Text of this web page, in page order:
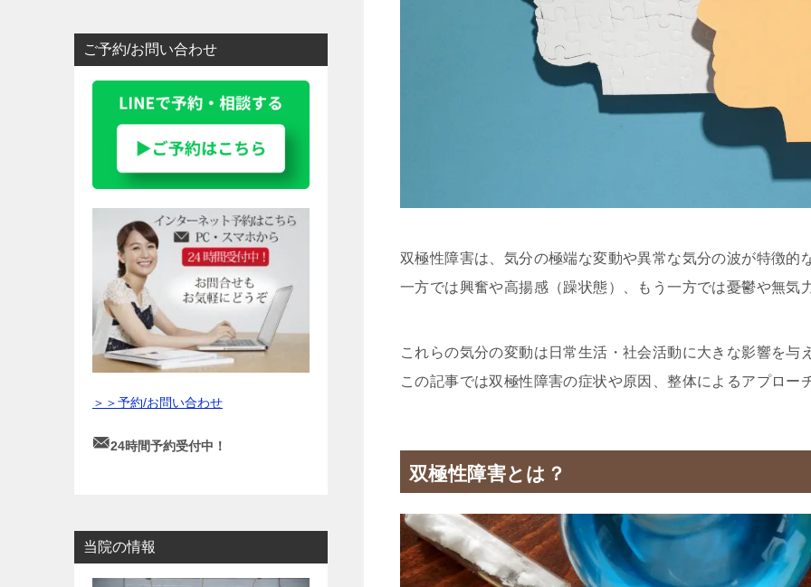
双極性障害は、気分の極端な変動や異常な気分の波が特徴的
一方では興奮や高揚感（躁状態）、もう一方では憂鬱や無気
これらの気分の変動は日常生活・社会活動に大きな影響を与
この記事では双極性障害の症状や原因、整体によるアプロー
双極性障害とは？
ご予約/お問い合わせ
＞＞予約/お問い合わせ
24時間予約受付中！
当院の情報